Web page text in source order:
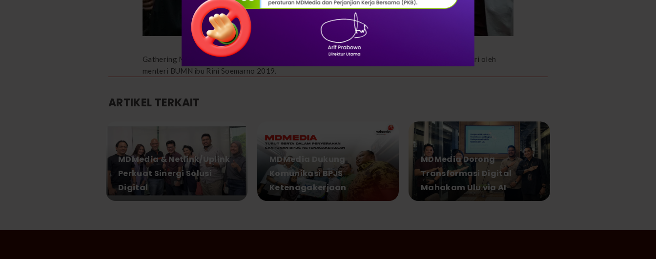
Gathering Millenials BUMN yang di prakarsai oleh Telkom Indonesia melalui MDmedia yang di hadiri oleh
menteri BUMN ibu Rini Soemarno 2019.
ARTIKEL TERKAIT
MDMedia & Netlink/Uplink
Perkuat Sinergi Solusi
Digital
MDMedia Dukung
Komunikasi BPJS
Ketenagakerjaan
MDMedia Dorong
Transformasi Digital
Mahakam Ulu via AI